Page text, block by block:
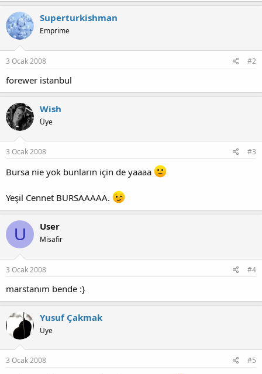
Superturkishman
Emprime
3 Ocak 2008 #2
forewer istanbul
Wish
Üye
3 Ocak 2008 #3
Bursa nie yok bunların için de yaaaa
Yeşil Cennet BURSAAAAA.
U User
Misafir
3 Ocak 2008 #4
marstanım bende :}
Yusuf Çakmak
Üye
3 Ocak 2008 #5